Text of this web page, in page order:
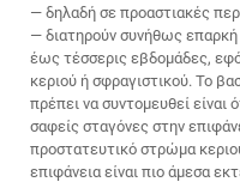
— δηλαδή σε προαστιακές
— διατηρούν συνήθως
έως τέσσερις εβδομάδες,
κεριού ή σφραγιστικού. Το
πρέπει να συντομευθεί είναι
σαφείς σταγόνες στην
προστατευτικό στρώμα
επιφάνεια είναι πιο άμεσα